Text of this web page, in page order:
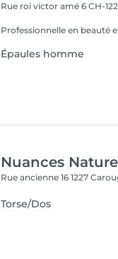
Rue roi victor amé 6CH-
Professionnelle en beauté
Épaules homme
Nuances Nature
Rue ancienne 161227
Torse/Dos